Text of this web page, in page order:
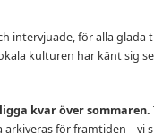
intervjuade, för alla glada
kulturen har känt sig
kvar över sommaren.
arkiveras för framtiden – vi